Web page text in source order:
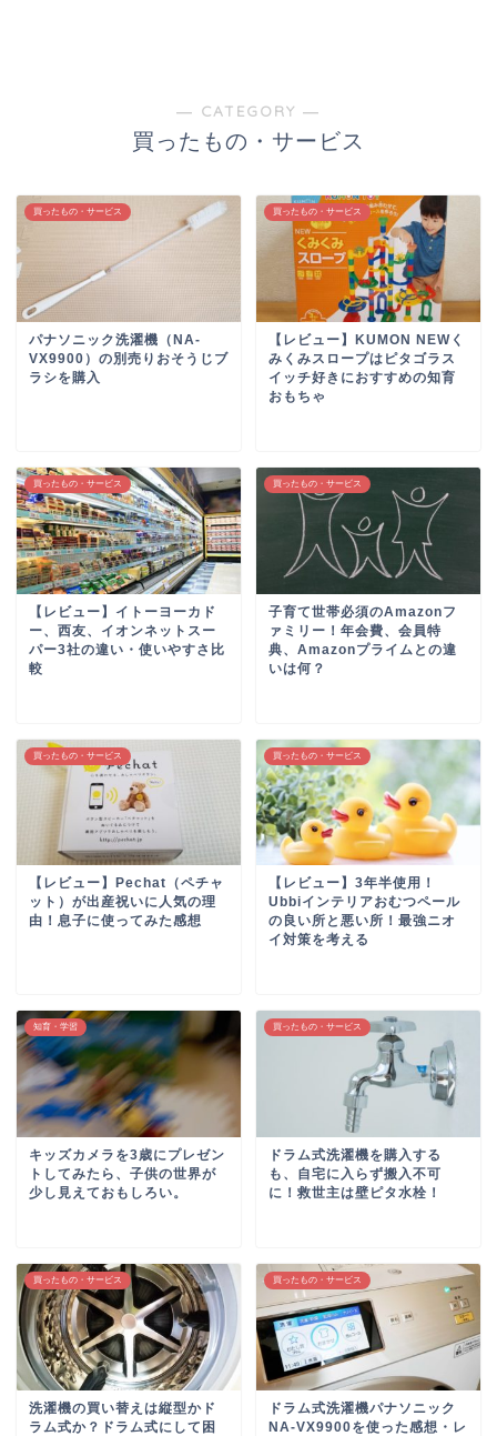
― CATEGORY ―
買ったもの・サービス
買ったもの・サービス
パナソニック洗濯機（NA-
VX9900）の別売りおそうじブ
ラシを購入
買ったもの・サービス
【レビュー】KUMON NEWく
みくみスロープはピタゴラス
イッチ好きにおすすめの知育
おもちゃ
買ったもの・サービス
【レビュー】イトーヨーカド
ー、西友、イオンネットスー
パー3社の違い・使いやすさ比
較
買ったもの・サービス
子育て世帯必須のAmazonフ
ァミリー！年会費、会員特
典、Amazonプライムとの違
いは何？
買ったもの・サービス
【レビュー】Pechat（ペチャ
ット）が出産祝いに人気の理
由！息子に使ってみた感想
買ったもの・サービス
【レビュー】3年半使用！
Ubbiインテリアおむつペール
の良い所と悪い所！最強ニオ
イ対策を考える
知育・学習
キッズカメラを3歳にプレゼン
トしてみたら、子供の世界が
少し見えておもしろい。
買ったもの・サービス
ドラム式洗濯機を購入する
も、自宅に入らず搬入不可
に！救世主は壁ピタ水栓！
買ったもの・サービス
洗濯機の買い替えは縦型かド
ラム式か？ドラム式にして困
買ったもの・サービス
ドラム式洗濯機パナソニック
NA-VX9900を使った感想・レ